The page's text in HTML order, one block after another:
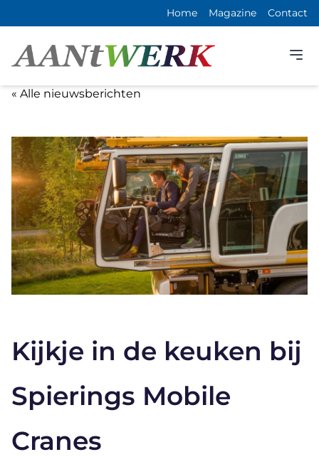
Home Magazine Contact
« Alle nieuwsberichten
Kijkje in de keuken bij
Spierings Mobile
Cranes